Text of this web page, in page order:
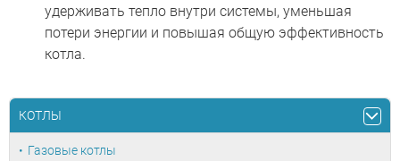
удерживать тепло внутри системы, уменьшая
потери энергии и повышая общую эффективность
котла.
КОТЛЫ
Газовые котлы